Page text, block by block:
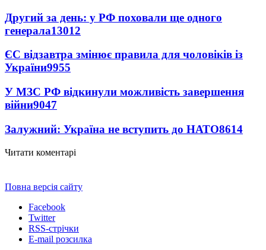
Другий за день: у РФ поховали ще одного
генерала13012
ЄС відзавтра змінює правила для чоловіків із
України9955
У МЗС РФ відкинули можливість завершення
війни9047
Залужний: Україна не вступить до НАТО8614
Читати коментарі
Повна версія сайту
Facebook
Twitter
RSS-стрічки
E-mail розсилка